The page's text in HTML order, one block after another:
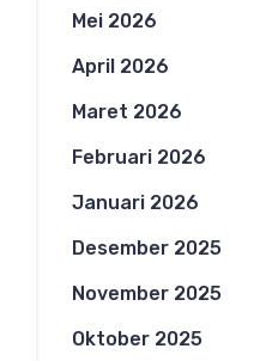
Mei 2026
April 2026
Maret 2026
Februari 2026
Januari 2026
Desember 2025
November 2025
Oktober 2025